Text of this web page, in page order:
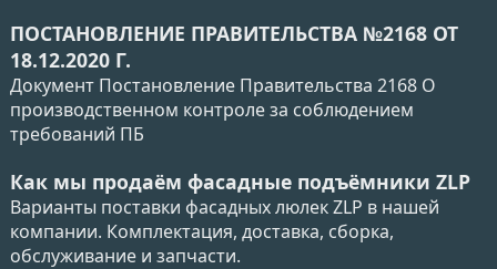
ПОСТАНОВЛЕНИЕ ПРАВИТЕЛЬСТВА №2168 ОТ
18.12.2020 Г.
Документ Постановление Правительства 2168 О
производственном контроле за соблюдением
требований ПБ
Как мы продаём фасадные подъёмники ZLP
Варианты поставки фасадных люлек ZLP в нашей
компании. Комплектация, доставка, сборка,
обслуживание и запчасти.